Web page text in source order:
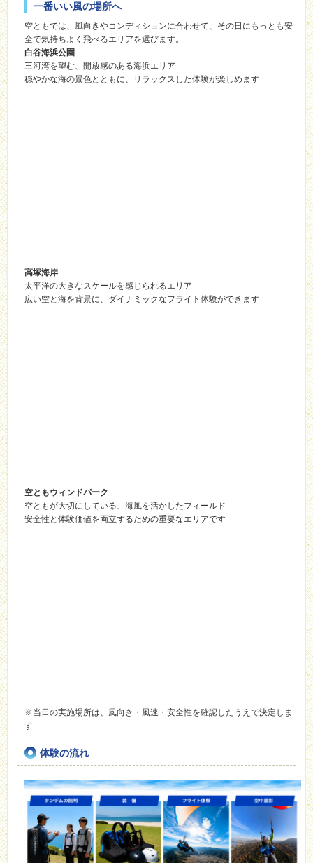
一番いい風の場所へ
空ともでは、風向きやコンディションに合わせて、その日にもっとも安
全で気持ちよく飛べるエリアを選びます。
白谷海浜公園
三河湾を望む、開放感のある海浜エリア
穏やかな海の景色とともに、リラックスした体験が楽しめます
高塚海岸
太平洋の大きなスケールを感じられるエリア
広い空と海を背景に、ダイナミックなフライト体験ができます
空ともウィンドパーク
空ともが大切にしている、海風を活かしたフィールド
安全性と体験価値を両立するための重要なエリアです
※当日の実施場所は、風向き・風速・安全性を確認したうえで決定しま
す
体験の流れ